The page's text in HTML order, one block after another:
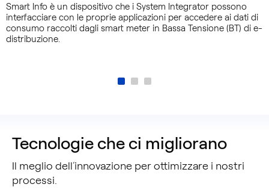
Smart Info è un dispositivo che i System Integrator possono
interfacciare con le proprie applicazioni per accedere ai dati di
consumo raccolti dagli smart meter in Bassa Tensione (BT) di e-
distribuzione.
Tecnologie che ci migliorano
Il meglio dell’innovazione per ottimizzare i nostri
processi.